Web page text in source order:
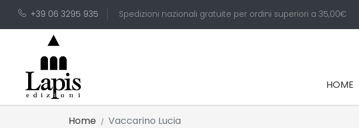
+39 06 3295 935 Spedizioni nazionali gratuite per ordini superiori a 35,00€
HOME
Home Vaccarino Lucia